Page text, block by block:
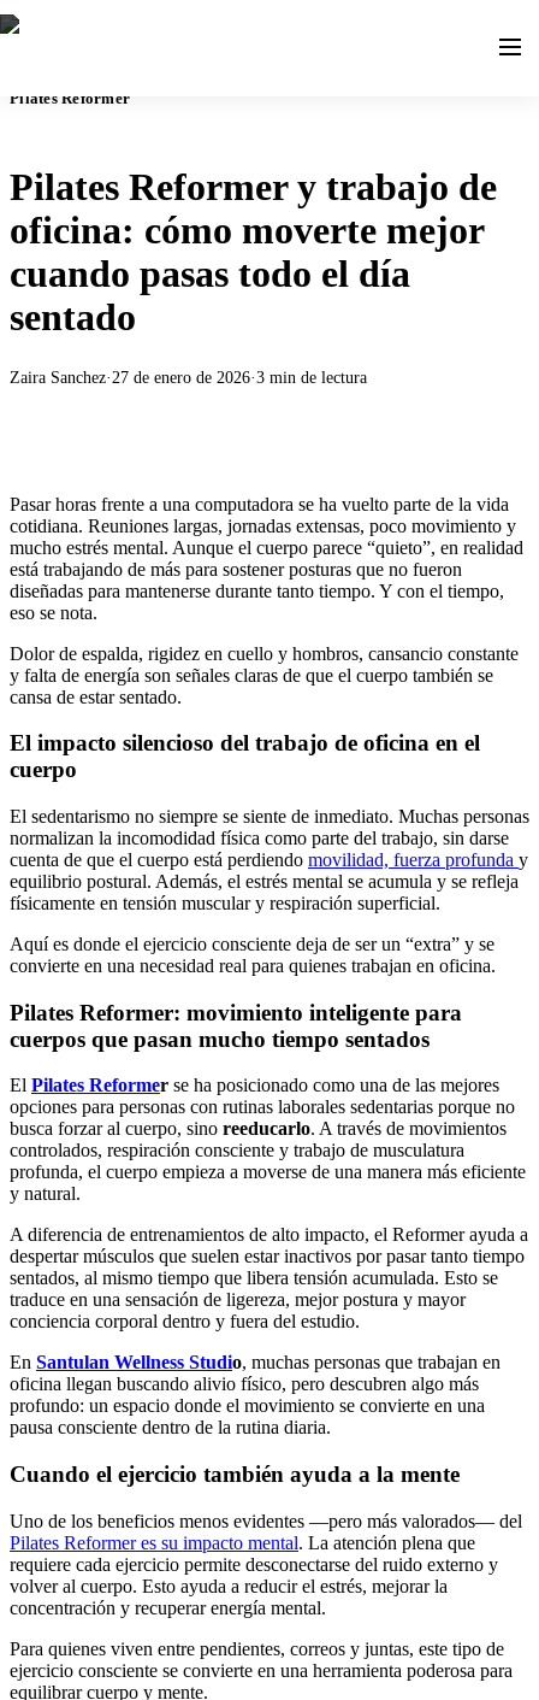
Pilates Reformer
Pilates Reformer y trabajo de
oficina: cómo moverte mejor
cuando pasas todo el día
sentado
Zaira Sanchez·27 de enero de 2026·3 min de lectura
Pasar horas frente a una computadora se ha vuelto parte de la vida
cotidiana. Reuniones largas, jornadas extensas, poco movimiento y
mucho estrés mental. Aunque el cuerpo parece “quieto”, en realidad
está trabajando de más para sostener posturas que no fueron
diseñadas para mantenerse durante tanto tiempo. Y con el tiempo,
eso se nota.
Dolor de espalda, rigidez en cuello y hombros, cansancio constante
y falta de energía son señales claras de que el cuerpo también se
cansa de estar sentado.
El impacto silencioso del trabajo de oficina en el
cuerpo
El sedentarismo no siempre se siente de inmediato. Muchas personas
normalizan la incomodidad física como parte del trabajo, sin darse
cuenta de que el cuerpo está perdiendo movilidad, fuerza profunda y
equilibrio postural. Además, el estrés mental se acumula y se refleja
físicamente en tensión muscular y respiración superficial.
Aquí es donde el ejercicio consciente deja de ser un “extra” y se
convierte en una necesidad real para quienes trabajan en oficina.
Pilates Reformer: movimiento inteligente para
cuerpos que pasan mucho tiempo sentados
El Pilates Reformer se ha posicionado como una de las mejores
opciones para personas con rutinas laborales sedentarias porque no
busca forzar al cuerpo, sino reeducarlo. A través de movimientos
controlados, respiración consciente y trabajo de musculatura
profunda, el cuerpo empieza a moverse de una manera más eficiente
y natural.
A diferencia de entrenamientos de alto impacto, el Reformer ayuda a
despertar músculos que suelen estar inactivos por pasar tanto tiempo
sentados, al mismo tiempo que libera tensión acumulada. Esto se
traduce en una sensación de ligereza, mejor postura y mayor
conciencia corporal dentro y fuera del estudio.
En Santulan Wellness Studio, muchas personas que trabajan en
oficina llegan buscando alivio físico, pero descubren algo más
profundo: un espacio donde el movimiento se convierte en una
pausa consciente dentro de la rutina diaria.
Cuando el ejercicio también ayuda a la mente
Uno de los beneficios menos evidentes —pero más valorados— del
Pilates Reformer es su impacto mental. La atención plena que
requiere cada ejercicio permite desconectarse del ruido externo y
volver al cuerpo. Esto ayuda a reducir el estrés, mejorar la
concentración y recuperar energía mental.
Para quienes viven entre pendientes, correos y juntas, este tipo de
ejercicio consciente se convierte en una herramienta poderosa para
equilibrar cuerpo y mente.